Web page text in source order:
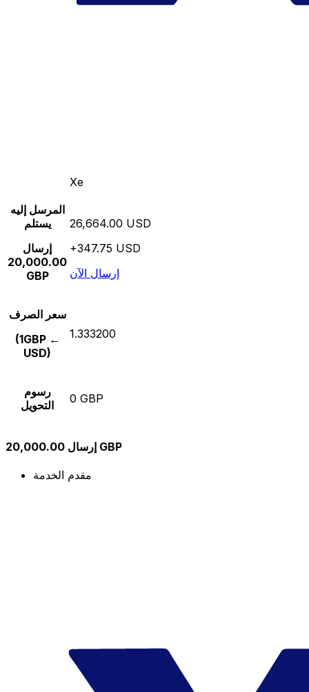
Xe
المرسل إليه
يستلم
إرسال
20,000.00
GBP
26,664.00 USD
+347.75 USD
إرسال الآن
سعر الصرف
(1GBP ←
USD)
1.333200
رسوم
التحويل
0 GBP
إرسال 20,000.00 GBP
مقدم الخدمة